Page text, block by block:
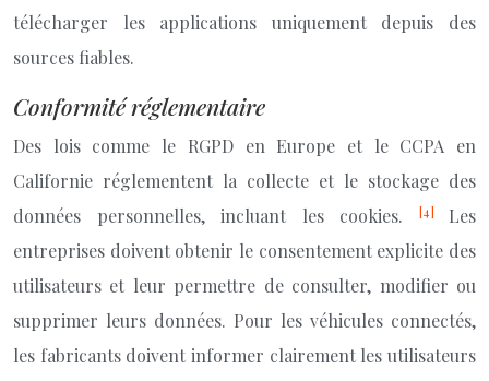
télécharger les applications uniquement depuis des
sources fiables.
Conformité réglementaire
Des lois comme le RGPD en Europe et le CCPA en
Californie réglementent la collecte et le stockage des
données personnelles, incluant les cookies.
[4] Les
entreprises doivent obtenir le consentement explicite des
utilisateurs et leur permettre de consulter, modifier ou
supprimer leurs données. Pour les véhicules connectés,
les fabricants doivent informer clairement les utilisateurs